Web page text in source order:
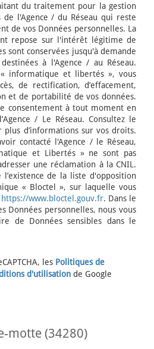
du traitement pour la gestion
l'Agence / du Réseau qui reste
de vos Données personnelles. La
repose sur l'intérêt légitime de
sont conservées jusqu'à demande
à l'Agence / au Réseau.
informatique et libertés », vous
de rectification, d’effacement,
et de portabilité de vos données.
consentement à tout moment en
/ Le Réseau. Consultez le
plus d’informations sur vos droits.
contacté l'Agence / le Réseau,
et Libertés » ne sont pas
une réclamation à la CNIL.
de la liste d'opposition
« Bloctel », sur laquelle vous
https://www.bloctel.gouv.fr. Dans le
Données personnelles, nous vous
de Données sensibles dans le
les Politiques de
d'utilisation de Google
motte (34280)